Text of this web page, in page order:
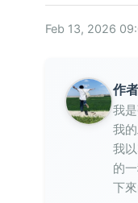
Feb 13, 2026
作
我
我
我
的
下